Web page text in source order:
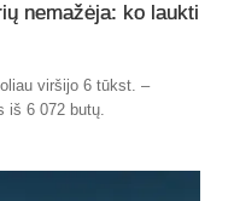
nemažėja: ko laukti
viršijo 6 tūkst. –
iš 6 072 butų.